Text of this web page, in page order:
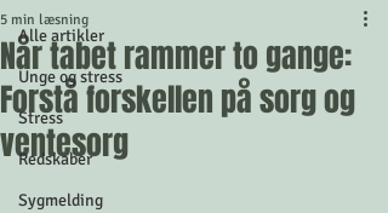
Alle artikler
Unge og stress
Stress
Redskaber
Sygmelding
Når tabet rammer to gange:
Forstå forskellen på sorg og
ventesorg
5 min læsning